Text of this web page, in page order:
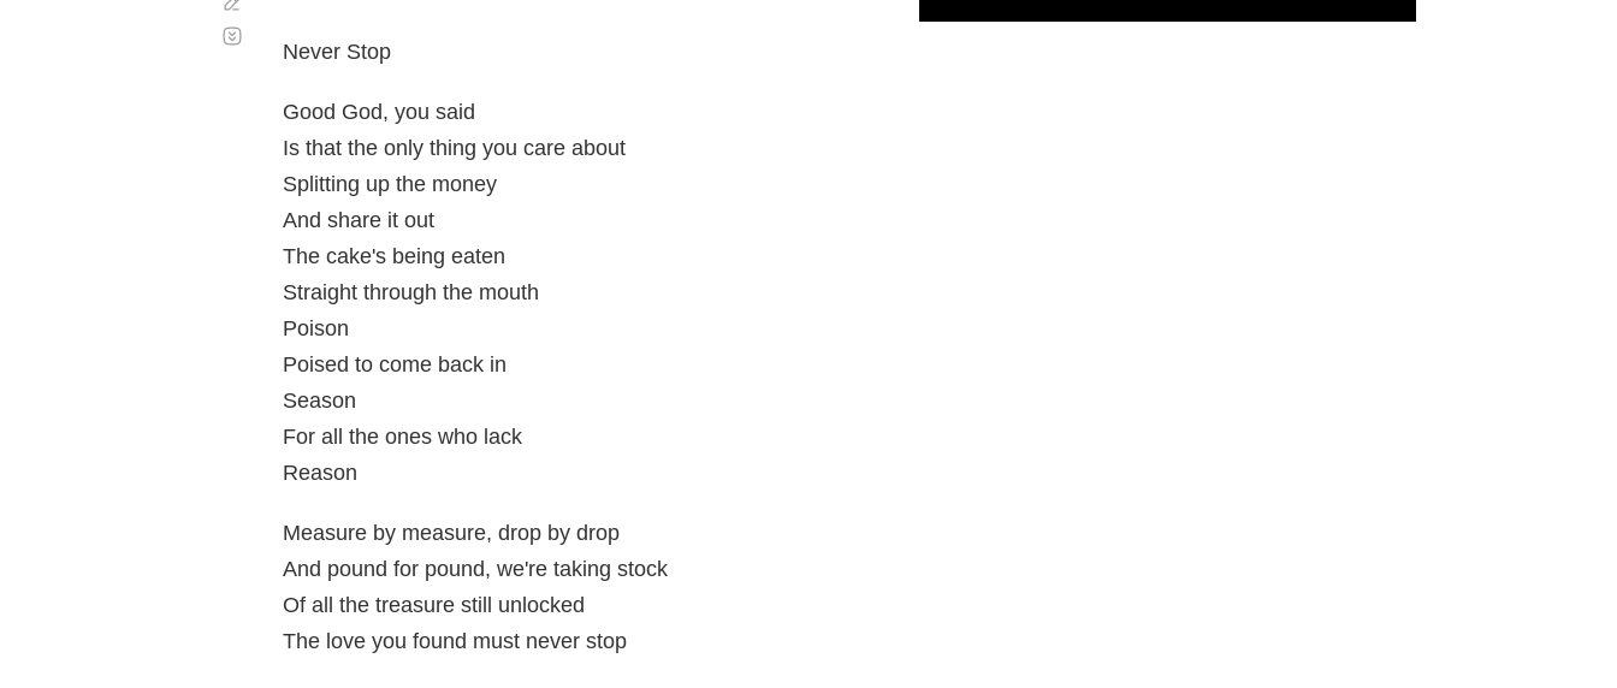
Never Stop
Good God, you said
Is that the only thing you care about
Splitting up the money
And share it out
The cake's being eaten
Straight through the mouth
Poison
Poised to come back in
Season
For all the ones who lack
Reason
Measure by measure, drop by drop
And pound for pound, we're taking stock
Of all the treasure still unlocked
The love you found must never stop
automático